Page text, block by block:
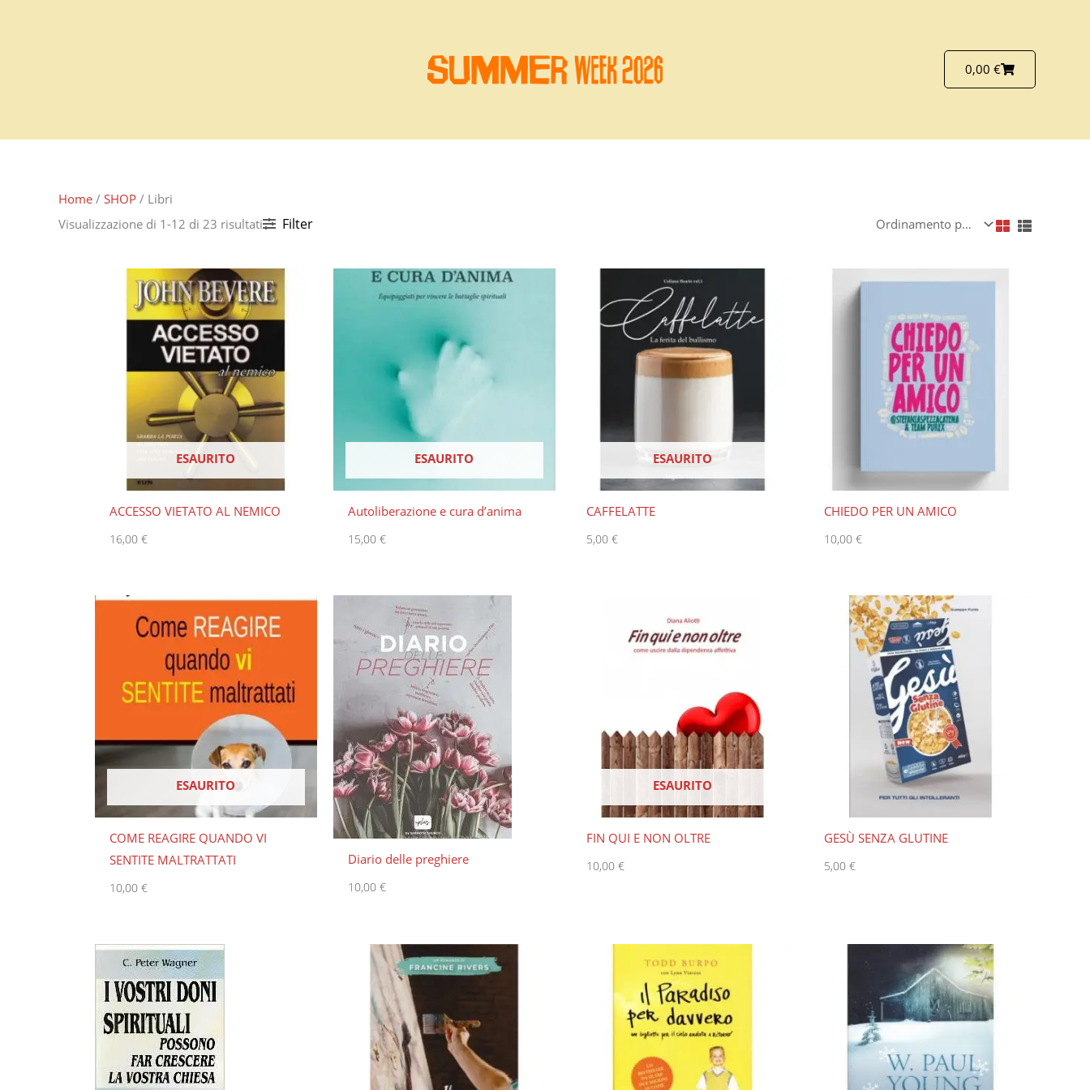
0,00 €Carrello
Home / SHOP / Libri
Visualizzazione di 1-12 di 23 risultati
Filter
ESAURITO
ACCESSO VIETATO AL NEMICO
16,00 €
ESAURITO
Autoliberazione e cura d’anima
15,00 €
ESAURITO
CAFFELATTE
5,00 €
CHIEDO PER UN AMICO
10,00€
ESAURITO
COME REAGIRE QUANDO VI
SENTITE MALTRATTATI
10,00 €
Diario delle preghiere
10,00 €
ESAURITO
FIN QUI E NON OLTRE
10,00 €
GESÙ SENZA GLUTINE
5,00€